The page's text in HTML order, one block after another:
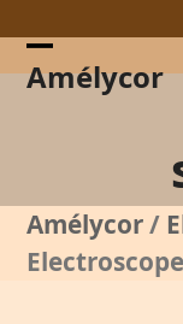
to
contentAmélycor
Open
Close
Amélycor/
Electroscope